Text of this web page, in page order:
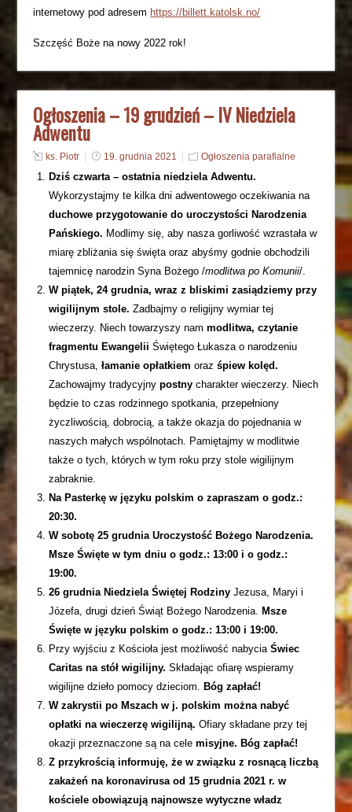
internetowy pod adresem https://billett.katolsk.no/
Szczęść Boże na nowy 2022 rok!
Ogłoszenia – 19 grudzień – IV Niedziela
Adwentu
ks. Piotr 19. grudnia 2021 Ogłoszenia parafialne
Dziś czwarta – ostatnia niedziela Adwentu.
Wykorzystajmy te kilka dni adwentowego oczekiwania na
duchowe przygotowanie do uroczystości Narodzenia
Pańskiego. Modlimy się, aby nasza gorliwość wzrastała w
miarę zbliżania się święta oraz abyśmy godnie obchodzili
tajemnicę narodzin Syna Bożego /modlitwa po Komunii/.
W piątek, 24 grudnia, wraz z bliskimi zasiądziemy przy
wigilijnym stole. Zadbajmy o religijny wymiar tej
wieczerzy. Niech towarzyszy nammodlitwa, czytanie
fragmentu Ewangelii Świętego Łukasza o narodzeniu
Chrystusa,łamanie opłatkiem orazśpiew kolęd.
Zachowajmy tradycyjnypostny charakter wieczerzy. Niech
będzie to czas rodzinnego spotkania, przepełniony
życzliwością, dobrocią, a także okazja do pojednania w
naszych małych wspólnotach. Pamiętajmy w modlitwie
także o tych, których w tym roku przy stole wigilijnym
zabraknie.
Na Pasterkę w języku polskim o zapraszam o godz.:
20:30.
W sobotę 25 grudnia Uroczystość Bożego Narodzenia.
Msze Święte w tym dniu o godz.: 13:00 i o godz.:
19:00.
26 grudnia Niedziela Świętej Rodziny Jezusa, Maryi i
Józefa, drugi dzień Świąt Bożego Narodzenia. Msze
Święte w języku polskim o godz.: 13:00 i 19:00.
Przy wyjściu z Kościoła jest możliwość nabyciaŚwiec
Caritas na stół wigilijny.Składając ofiarę wspieramy
wigilijne dzieło pomocy dzieciom. Bóg zapłać!
W zakrystii po Mszach w j. polskim można nabyć
opłatki na wieczerzę wigilijną. Ofiary składane przy tej
okazji przeznaczone są na celemisyjne. Bóg zapłać!
Z przykrością informuję, że w związku z rosnącą liczbą
zakażeń na koronavirusa od 15 grudnia 2021 r. w
kościele obowiązują najnowsze wytyczne władz